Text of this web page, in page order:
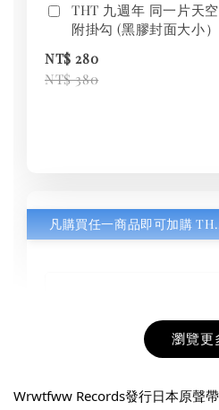
THT 九週年 同一片天
附掛勾 (黑膠封面大小）
NT$ 280
NT$ 380
凡購買任一
瀏覽更
Wrwtfww Records發行日本原聲